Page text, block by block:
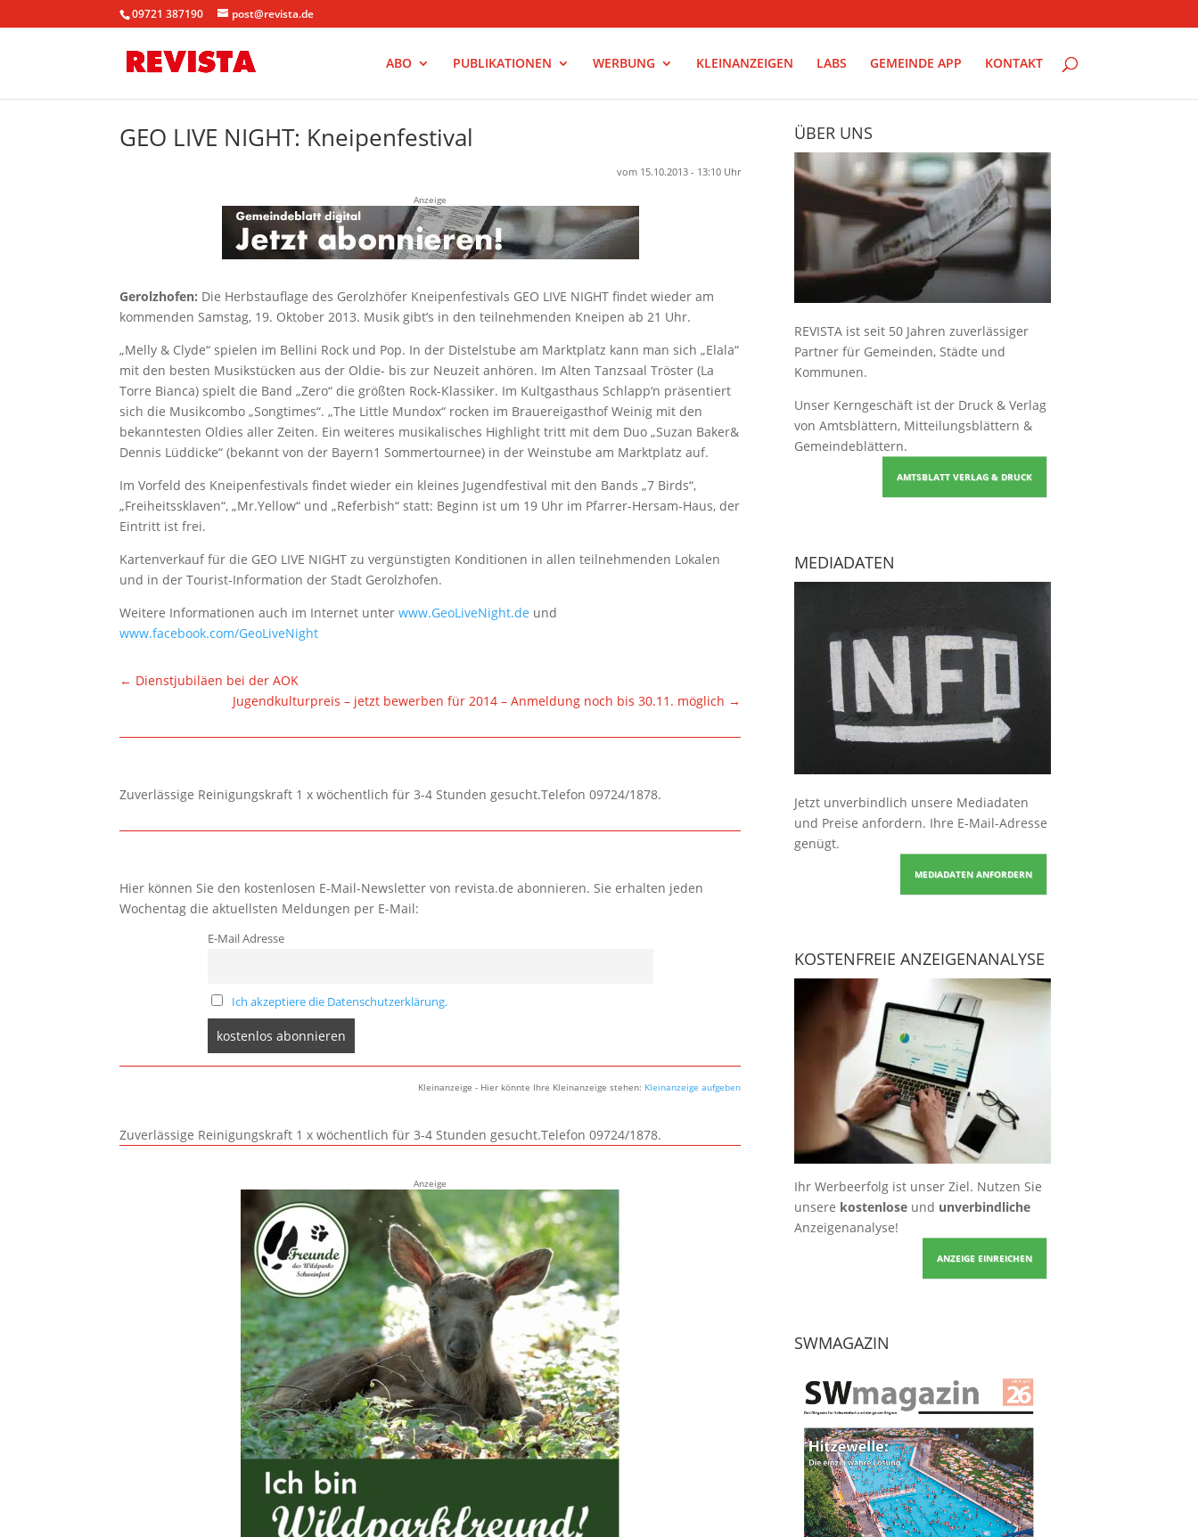
09721 387190 post@revista.de
ABO PUBLIKATIONEN WERBUNG KLEINANZEIGEN LABS GEMEINDE APP KONTAKT
GEO LIVE NIGHT: Kneipenfestival
vom 15.10.2013 - 13:10 Uhr
Anzeige
Gerolzhofen: Die Herbstauflage des Gerolzhöfer Kneipenfestivals GEO LIVE NIGHT findet wieder am
kommenden Samstag, 19. Oktober 2013. Musik gibt’s in den teilnehmenden Kneipen ab 21 Uhr.
„Melly & Clyde“ spielen im Bellini Rock und Pop. In der Distelstube am Marktplatz kann man sich „Elala“
mit den besten Musikstücken aus der Oldie- bis zur Neuzeit anhören. Im Alten Tanzsaal Tröster (La
Torre Bianca) spielt die Band „Zero“ die größten Rock-Klassiker. Im Kultgasthaus Schlapp‘n prä­sentiert
sich die Musikcombo „Songtimes“. „The Little Mundox“ rocken im Brauereigasthof Weinig mit den
bekanntesten Oldies aller Zeiten. Ein weiteres musikalisches Highlight tritt mit dem Duo „Suzan Baker&
Dennis Lüddicke“ (bekannt von der Bayern1 Sommertournee) in der Weinstube am Marktplatz auf.
Im Vorfeld des Kneipenfestivals findet wieder ein kleines Jugendfes­tival mit den Bands „7 Birds“,
„Freiheitssklaven“, „Mr.Yellow“ und „Referbish“ statt: Beginn ist um 19 Uhr im Pfarrer-Her­sam-Haus, der
Eintritt ist frei.
Kartenverkauf für die GEO LIVE NIGHT zu vergünstigten Konditionen in allen teilneh­menden Lokalen
und in der Tourist-Information der Stadt Ge­rolzhofen.
Weitere Informationen auch im Internet unterwww.GeoLiveNight.de und
www.facebook.com/GeoLiveNight
← Dienstjubiläen bei der AOK
Jugendkulturpreis – jetzt bewerben für 2014 – Anmeldung noch bis 30.11. möglich →
Zuverlässige Reinigungskraft 1 x wöchentlich für 3-4 Stunden gesucht.Telefon 09724/1878.
Hier können Sie den kostenlosen E-Mail-Newsletter von revista.de abonnieren. Sie erhalten jeden
Wochentag die aktuellsten Meldungen per E-Mail:
E-Mail Adresse
Ich akzeptiere die Datenschutzerklärung.
Kleinanzeige - Hier könnte Ihre Kleinanzeige stehen: Kleinanzeige aufgeben
Zuverlässige Reinigungskraft 1 x wöchentlich für 3-4 Stunden gesucht.Telefon 09724/1878.
Anzeige
ÜBER UNS
REVISTA ist seit 50 Jahren zuverlässiger
Partner für Gemeinden, Städte und
Kommunen.
Unser Kerngeschäft ist der Druck & Verlag
von Amtsblättern, Mitteilungsblättern &
Gemeindeblättern.
AMTSBLATT VERLAG & DRUCK
MEDIADATEN
Jetzt unverbindlich unsere Mediadaten
und Preise anfordern. Ihre E-Mail-Adresse
genügt.
MEDIADATEN ANFORDERN
KOSTENFREIE ANZEIGENANALYSE
Ihr Werbeerfolg ist unser Ziel. Nutzen Sie
unsere kostenloseund unverbindliche
Anzeigenanalyse!
ANZEIGE EINREICHEN
SWMAGAZIN